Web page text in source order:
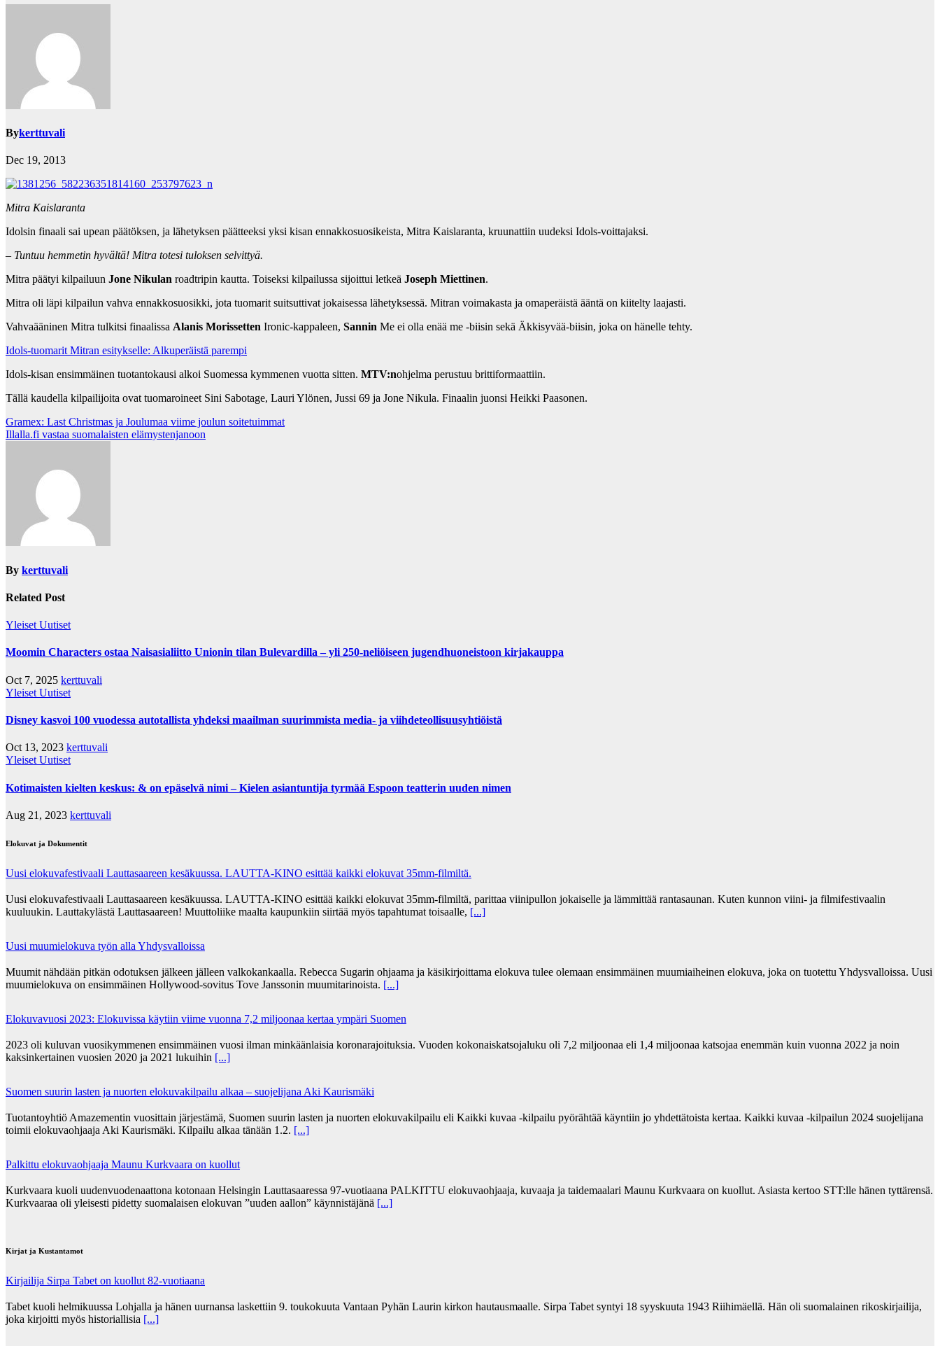
Bykerttuvali
Dec 19, 2013
Mitra Kaislaranta
Idolsin finaali sai upean päätöksen, ja lähetyksen päätteeksi yksi kisan ennakkosuosikeista, Mitra Kaislaranta, kruunattiin uudeksi Idols-voittajaksi.
– Tuntuu hemmetin hyvältä! Mitra totesi tuloksen selvittyä.
Mitra päätyi kilpailuun Jone Nikulan roadtripin kautta. Toiseksi kilpailussa sijoittui letkeä Joseph Miettinen.
Mitra oli läpi kilpailun vahva ennakkosuosikki, jota tuomarit suitsuttivat jokaisessa lähetyksessä. Mitran voimakasta ja omaperäistä ääntä on kiitelty laajasti.
Vahvaääninen Mitra tulkitsi finaalissa Alanis Morissetten Ironic-kappaleen, Sannin Me ei olla enää me -biisin sekä Äkkisyvää-biisin, joka on hänelle tehty.
Idols-tuomarit Mitran esitykselle: Alkuperäistä parempi
Idols-kisan ensimmäinen tuotantokausi alkoi Suomessa kymmenen vuotta sitten. MTV:nohjelma perustuu brittiformaattiin.
Tällä kaudella kilpailijoita ovat tuomaroineet Sini Sabotage, Lauri Ylönen, Jussi 69 ja Jone Nikula. Finaalin juonsi Heikki Paasonen.
Post
navigation
Gramex: Last Christmas ja Joulumaa viime joulun soitetuimmat
Illalla.fi vastaa suomalaisten elämystenjanoon
By kerttuvali
Related Post
Yleiset Uutiset
Moomin Characters ostaa Naisasialiitto Unionin tilan Bulevardilla – yli 250-neliöiseen jugendhuoneistoon kirjakauppa
Oct 7, 2025 kerttuvali
Yleiset Uutiset
Disney kasvoi 100 vuodessa autotallista yhdeksi maailman suurimmista media- ja viihdeteollisuusyhtiöistä
Oct 13, 2023 kerttuvali
Yleiset Uutiset
Kotimaisten kielten keskus: & on epäselvä nimi – Kielen asiantuntija tyrmää Espoon teatterin uuden nimen
Aug 21, 2023 kerttuvali
Elokuvat ja Dokumentit
Uusi elokuvafestivaali Lauttasaareen kesäkuussa. LAUTTA-KINO esittää kaikki elokuvat 35mm-filmiltä.
Uusi elokuvafestivaali Lauttasaareen kesäkuussa. LAUTTA-KINO esittää kaikki elokuvat 35mm-filmiltä, parittaa viinipullon jokaiselle ja lämmittää rantasaunan. Kuten kunnon viini- ja filmifestivaalin
kuuluukin. Lauttakylästä Lauttasaareen! Muuttoliike maalta kaupunkiin siirtää myös tapahtumat toisaalle, [...]
Uusi muumielokuva työn alla Yhdysvalloissa
Muumit nähdään pitkän odotuksen jälkeen jälleen valkokankaalla. Rebecca Sugarin ohjaama ja käsikirjoittama elokuva tulee olemaan ensimmäinen muumiaiheinen elokuva, joka on tuotettu Yhdysvalloissa. Uusi
muumielokuva on ensimmäinen Hollywood-sovitus Tove Janssonin muumitarinoista. [...]
Elokuvavuosi 2023: Elokuvissa käytiin viime vuonna 7,2 miljoonaa kertaa ympäri Suomen
2023 oli kuluvan vuosikymmenen ensimmäinen vuosi ilman minkäänlaisia koronarajoituksia. Vuoden kokonaiskatsojaluku oli 7,2 miljoonaa eli 1,4 miljoonaa katsojaa enemmän kuin vuonna 2022 ja noin
kaksinkertainen vuosien 2020 ja 2021 lukuihin [...]
Suomen suurin lasten ja nuorten elokuvakilpailu alkaa – suojelijana Aki Kaurismäki
Tuotantoyhtiö Amazementin vuosittain järjestämä, Suomen suurin lasten ja nuorten elokuvakilpailu eli Kaikki kuvaa -kilpailu pyörähtää käyntiin jo yhdettätoista kertaa. Kaikki kuvaa -kilpailun 2024 suojelijana
toimii elokuvaohjaaja Aki Kaurismäki. Kilpailu alkaa tänään 1.2. [...]
Palkittu elokuvaohjaaja Maunu Kurkvaara on kuollut
Kurkvaara kuoli uudenvuodenaattona kotonaan Helsingin Lauttasaaressa 97-vuotiaana PALKITTU elokuvaohjaaja, kuvaaja ja taidemaalari Maunu Kurkvaara on kuollut. Asiasta kertoo STT:lle hänen tyttärensä.
Kurkvaaraa oli yleisesti pidetty suomalaisen elokuvan ”uuden aallon” käynnistäjänä [...]
Kirjat ja Kustantamot
Kirjailija Sirpa Tabet on kuollut 82-vuotiaana
Tabet kuoli helmikuussa Lohjalla ja hänen uurnansa laskettiin 9. toukokuuta Vantaan Pyhän Laurin kirkon hautausmaalle. Sirpa Tabet syntyi 18 syyskuuta 1943 Riihimäellä. Hän oli suomalainen rikoskirjailija,
joka kirjoitti myös historiallisia [...]